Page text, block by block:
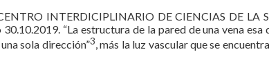
INTERDICIPLINARIO DE CIENCIAS DE LA
“La estructura de la pared de una vena
sola dirección”3, más la luz vascular que se